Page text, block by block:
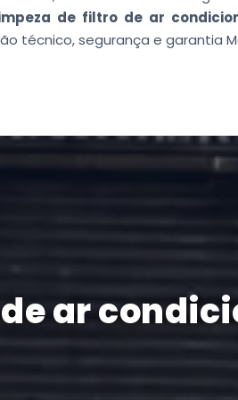
de filtro de ar
técnico, segurança e garantia
ar